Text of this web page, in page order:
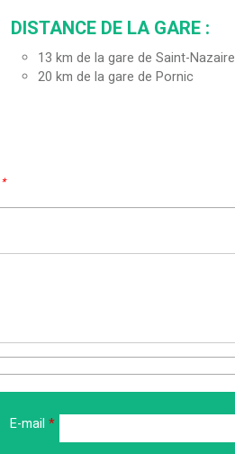
DISTANCE DE LA GARE :
13 km de la gare de Saint-Nazaire
20 km de la gare de Pornic
*
E-mail *